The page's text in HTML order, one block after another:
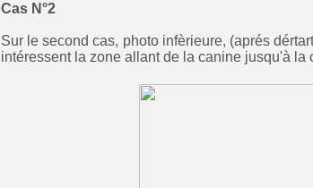
Cas N°2
Sur le second cas, photo infèrieure, (aprés
intéressent la zone allant de la canine jusqu'à la